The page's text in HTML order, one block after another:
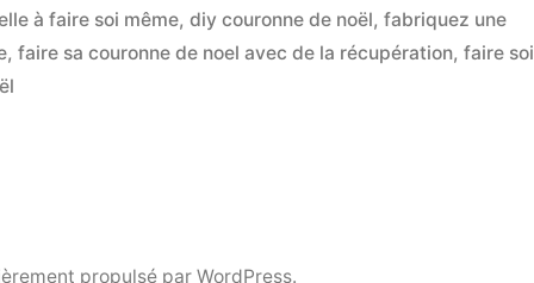
dans
à faire soi même,diy couronne de noël,fabriquez une
,faire sa couronne de noel avec de la récupération,faire soi
propulsé par WordPress.